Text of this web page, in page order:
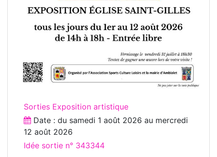
Sorties Exposition artistique
Date : du samedi 1 août 2026 au mercredi
12 août 2026
Idée sortie n° 343344